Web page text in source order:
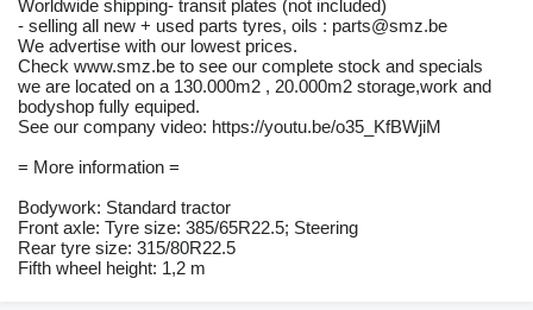
Worldwide shipping- transit plates (not included)
- selling all new + used parts tyres, oils : parts@smz.be
We advertise with our lowest prices.
Check www.smz.be to see our complete stock and specials
we are located on a 130.000m2 , 20.000m2 storage,work and
bodyshop fully equiped.
See our company video: https://youtu.be/o35_KfBWjiM
= More information =
Bodywork: Standard tractor
Front axle: Tyre size: 385/65R22.5; Steering
Rear tyre size: 315/80R22.5
Fifth wheel height: 1,2 m